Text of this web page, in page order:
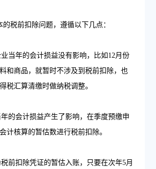
税前扣除问题，遵循以下几点：
当年的会计损益没有影响，比如12月份
和商品，就暂时不涉及到税前扣除，也
税汇算清缴时做纳税调整。
的会计损益产生了影响，在季度预缴申
计核算的暂估数进行税前扣除。
前扣除凭证的暂估入账，只要在次年5月